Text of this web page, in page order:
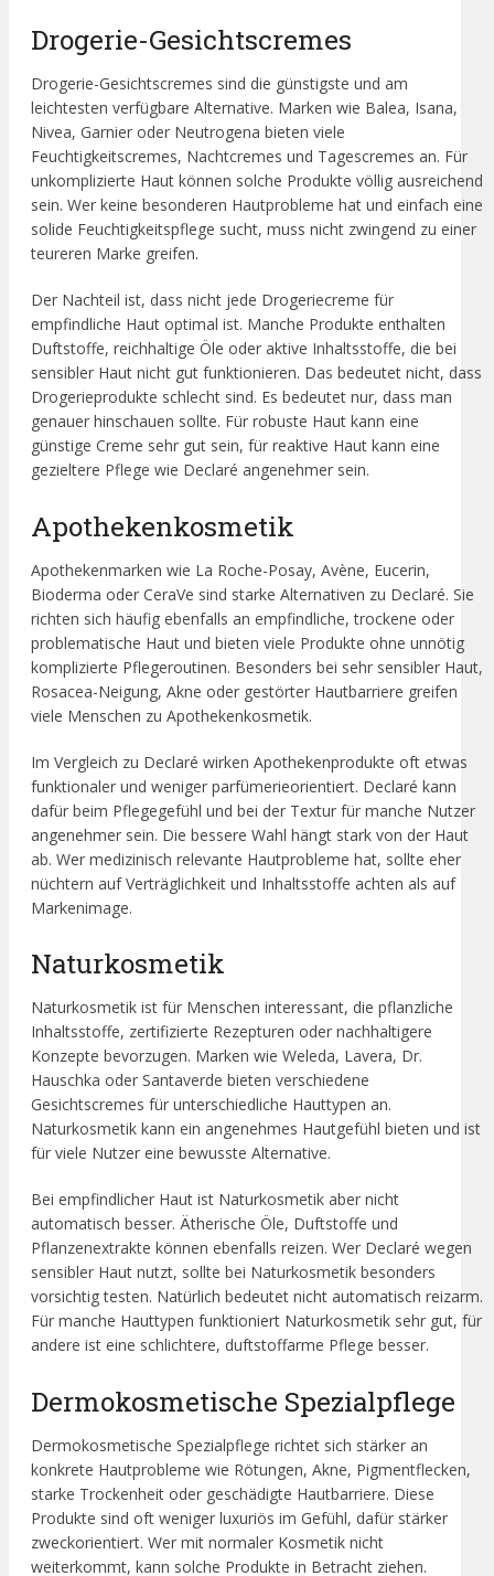
Drogerie-Gesichtscremes
Drogerie-Gesichtscremes sind die günstigste und am
leichtesten verfügbare Alternative. Marken wie Balea, Isana,
Nivea, Garnier oder Neutrogena bieten viele
Feuchtigkeitscremes, Nachtcremes und Tagescremes an. Für
unkomplizierte Haut können solche Produkte völlig ausreichend
sein. Wer keine besonderen Hautprobleme hat und einfach eine
solide Feuchtigkeitspflege sucht, muss nicht zwingend zu einer
teureren Marke greifen.
Der Nachteil ist, dass nicht jede Drogeriecreme für
empfindliche Haut optimal ist. Manche Produkte enthalten
Duftstoffe, reichhaltige Öle oder aktive Inhaltsstoffe, die bei
sensibler Haut nicht gut funktionieren. Das bedeutet nicht, dass
Drogerieprodukte schlecht sind. Es bedeutet nur, dass man
genauer hinschauen sollte. Für robuste Haut kann eine
günstige Creme sehr gut sein, für reaktive Haut kann eine
gezieltere Pflege wie Declaré angenehmer sein.
Apothekenkosmetik
Apothekenmarken wie La Roche-Posay, Avène, Eucerin,
Bioderma oder CeraVe sind starke Alternativen zu Declaré. Sie
richten sich häufig ebenfalls an empfindliche, trockene oder
problematische Haut und bieten viele Produkte ohne unnötig
komplizierte Pflegeroutinen. Besonders bei sehr sensibler Haut,
Rosacea-Neigung, Akne oder gestörter Hautbarriere greifen
viele Menschen zu Apothekenkosmetik.
Im Vergleich zu Declaré wirken Apothekenprodukte oft etwas
funktionaler und weniger parfümerieorientiert. Declaré kann
dafür beim Pflegegefühl und bei der Textur für manche Nutzer
angenehmer sein. Die bessere Wahl hängt stark von der Haut
ab. Wer medizinisch relevante Hautprobleme hat, sollte eher
nüchtern auf Verträglichkeit und Inhaltsstoffe achten als auf
Markenimage.
Naturkosmetik
Naturkosmetik ist für Menschen interessant, die pflanzliche
Inhaltsstoffe, zertifizierte Rezepturen oder nachhaltigere
Konzepte bevorzugen. Marken wie Weleda, Lavera, Dr.
Hauschka oder Santaverde bieten verschiedene
Gesichtscremes für unterschiedliche Hauttypen an.
Naturkosmetik kann ein angenehmes Hautgefühl bieten und ist
für viele Nutzer eine bewusste Alternative.
Bei empfindlicher Haut ist Naturkosmetik aber nicht
automatisch besser. Ätherische Öle, Duftstoffe und
Pflanzenextrakte können ebenfalls reizen. Wer Declaré wegen
sensibler Haut nutzt, sollte bei Naturkosmetik besonders
vorsichtig testen. Natürlich bedeutet nicht automatisch reizarm.
Für manche Hauttypen funktioniert Naturkosmetik sehr gut, für
andere ist eine schlichtere, duftstoffarme Pflege besser.
Dermokosmetische Spezialpflege
Dermokosmetische Spezialpflege richtet sich stärker an
konkrete Hautprobleme wie Rötungen, Akne, Pigmentflecken,
starke Trockenheit oder geschädigte Hautbarriere. Diese
Produkte sind oft weniger luxuriös im Gefühl, dafür stärker
zweckorientiert. Wer mit normaler Kosmetik nicht
weiterkommt, kann solche Produkte in Betracht ziehen.